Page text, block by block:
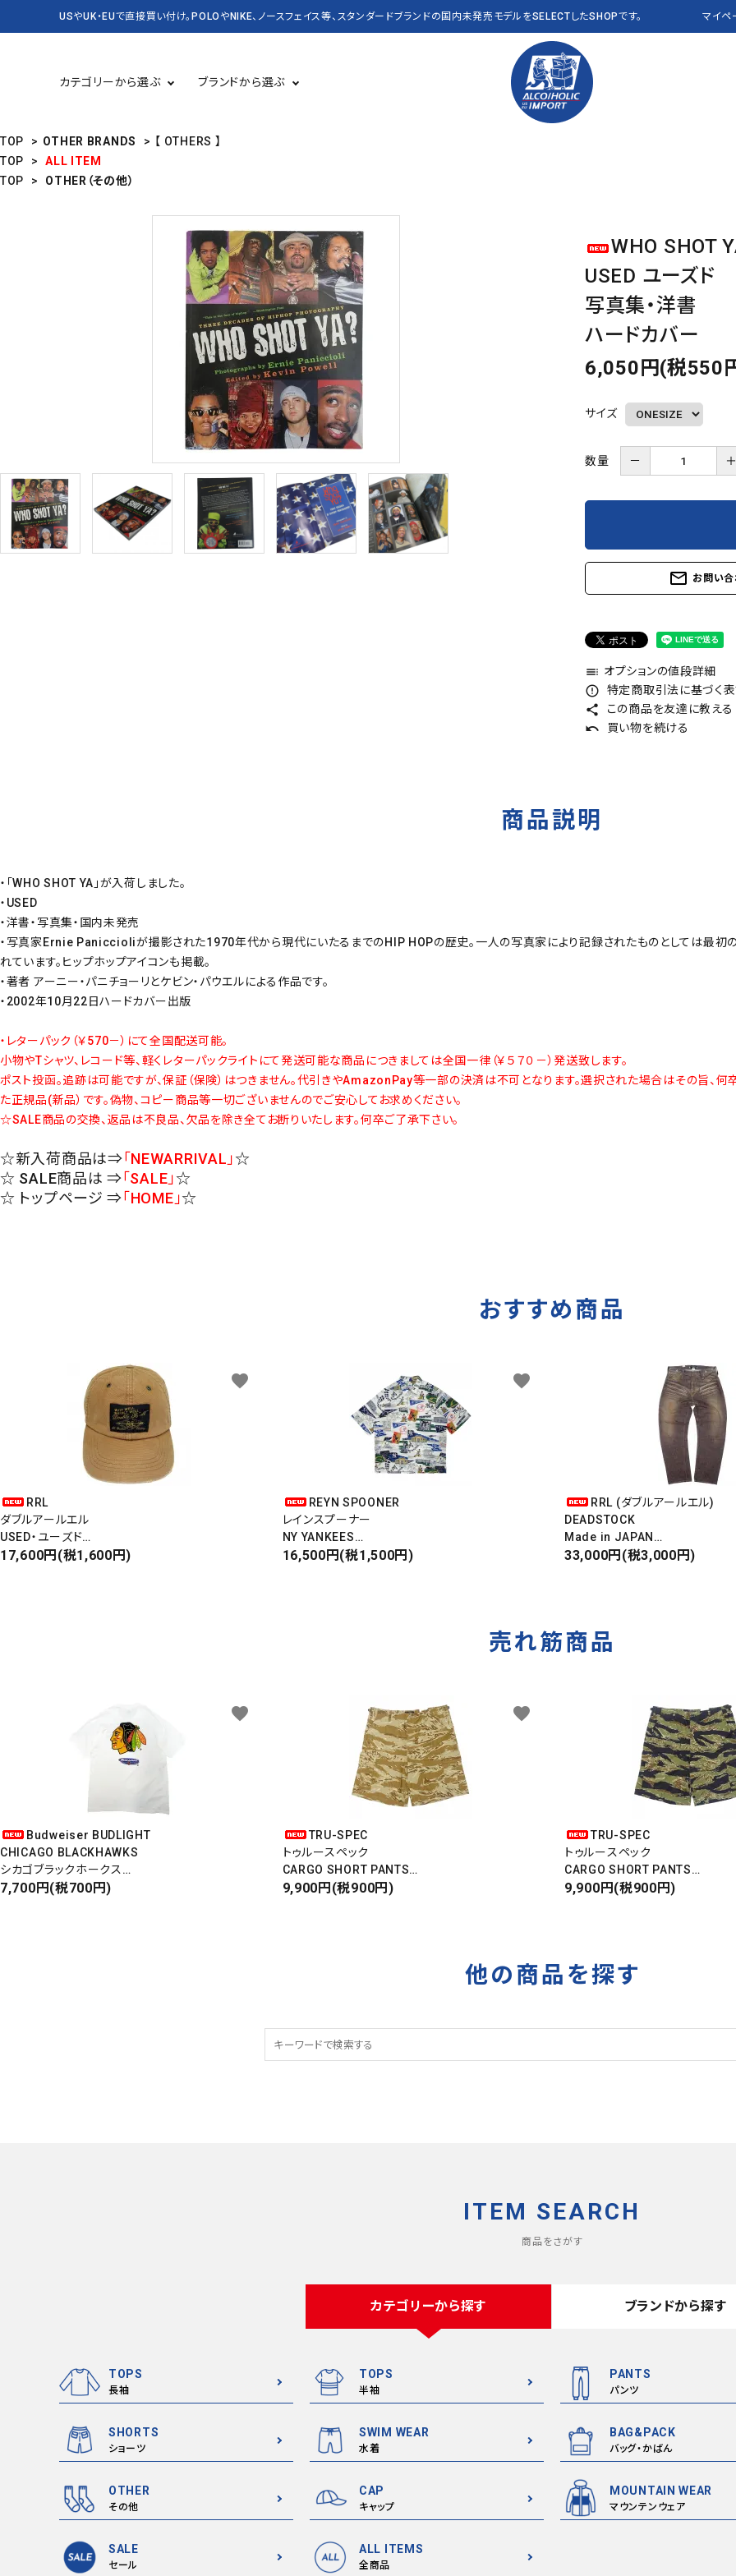
USやUK・EUで直接買い付け。POLOやNIKE、ノースフェイス等、スタンダードブランドの国内未発売モデルをSELECTしたSHOPです。 マイペ
カテゴリーから選ぶ
KICKS スニーカー・靴
NEW&VINTAGE POLO ALL ITEMS 全商品
ブランドから選ぶ
DENIM&SUPPLY
Champion J CREW
LEVI'S NAUTICA
PATAGONIA Reyn Spooner
Timberland OTHER BRANDS
TOP > OTHER BRANDS >
【 OTHERS 】
TOP
>
ALL ITEM
TOP
> OTHER（その他）
WHO SHOT
USED ユーズド
写真集・洋書
ハードカバー
6,050円(税550
サイズ
数量 － ＋
mail_outline お問い
toc オプションの値段詳細
error_outline 特定商取引法に基づく
share この商品を友達に教える
undo 買い物を続ける
商品説明
・「WHO SHOT YA」が入荷しました。
・USED
・洋書・写真集・国内未発売
・写真家Ernie Paniccioliが撮影された1970年代から現代にいたるまでのHIP HOPの歴史。一人の写真家により記録されたものとしては最初
れています。ヒップホップアイコンも掲載。
・著者 アーニー・パニチョーリとケビン・パウエルによる作品です。
・2002年10月22日ハードカバー出版
・レターパック（￥570－）にて全国配送可能。
小物やTシャツ、レコード等、軽くレターパックライトにて発送可能な商品につきましては全国一律（￥５７０－）発送致します。
ポスト投函。追跡は可能ですが、保証（保険）はつきません。代引きやAmazonPay等一部の決済は不可となります。選択された場合はその旨、何
た正規品(新品）です。偽物、コピー商品等一切ございませんのでご安心してお求めください。
☆SALE商品の交換、返品は不良品、欠品を除き全てお断りいたします。何卒ご了承下さい。
☆新入荷商品は⇒「NEWARRIVAL」☆
☆ SALE商品は ⇒「SALE」☆
☆ トップページ ⇒「HOME」☆
おすすめ商品
RRL
ダブルアールエル
USED・ユーズド
6PANEL CAP
17,600円(税1,600円)
favorite
REYN SPOONER
レインスプーナー
NY YANKEES
ニューヨークヤンキース
16,500円(税1,500円)
favorite
RRL (ダブルアールエル)
DEADSTOCK
Made in JAPAN
DAMAGE DENIM PANTS
33,000円(税3,000円)
売れ筋商品
Budweiser BUDLIGHT
CHICAGO BLACKHAWKS
シカゴブラックホークス
半袖Tシャツ
7,700円(税700円)
favorite
TRU-SPEC
トゥルースペック
CARGO SHORT PANTS
カーゴショートパンツ
9,900円(税900円)
favorite
TRU-SPEC
トゥルースペック
CARGO SHORT PANTS
カーゴショートパンツ
9,900円(税900円)
他の商品を探す
ITEM SEARCH
商品をさがす
カテゴリーから探す ブランドから探す
TOPS
長袖
TOPS
半袖
PANTS
パンツ
SHORTS
ショーツ
SWIM WEAR
水着
BAG&PACK
バッグ・かばん
OTHER
その他
CAP
キャップ
MOUNTAIN WEAR
マウンテンウェア
SALE
セール
ALL ITEMS
全商品